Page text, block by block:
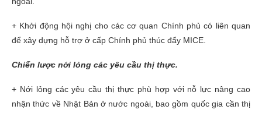
+ Khởi động hội nghị cho các cơ quan Chính phủ có liên quan
để xây dựng hỗ trợ ở cấp Chính phủ thúc đẩy MICE.
Chiến lược nới lỏng các yêu cầu thị thực.
+ Nới lỏng các yêu cầu thị thực phù hợp với nỗ lực nâng cao
nhận thức về Nhật Bản ở nước ngoài, bao gồm quốc gia cần thị